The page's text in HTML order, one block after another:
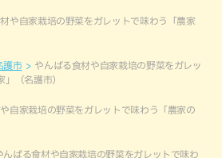
や自家栽培の野菜をガレットで味わう「農家
護市
やんばる食材や自家栽培の野菜をガレッ
」（名護市）
自家栽培の野菜をガレットで味わう「農家の
んばる食材や自家栽培の野菜をガレットで味わ